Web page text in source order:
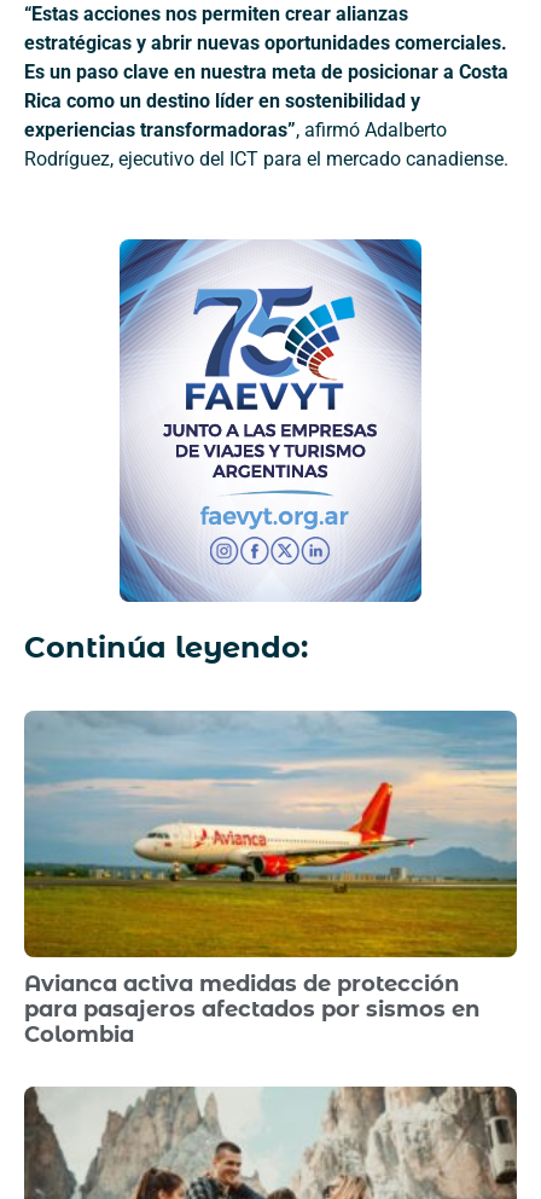
“Estas acciones nos permiten crear alianzas
estratégicas y abrir nuevas oportunidades comerciales.
Es un paso clave en nuestra meta de posicionar a Costa
Rica como un destino líder en sostenibilidad y
experiencias transformadoras”, afirmó Adalberto
Rodríguez, ejecutivo del ICT para el mercado canadiense.
Continúa leyendo:
Avianca activa medidas de protección
para pasajeros afectados por sismos en
Colombia